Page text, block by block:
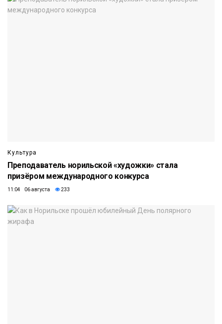
Культура
Преподаватель норильской «художки» стала
призёром международного конкурса
11:04 06 августа 233